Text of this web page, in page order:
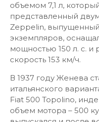
объемом 7,1 л,
представленный
Zeppelin,
экземпляров,
мощностью 150 л. с. и
скорость 153 км/ч.
В 1937 году Женева
итальянского
Fiat 500 Topolino,
объем мотора – 500